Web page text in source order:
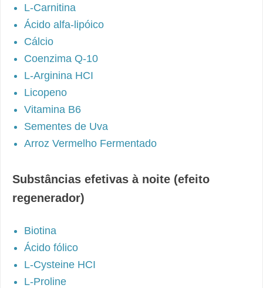
L-Carnitina
Ácido alfa-lipóico
Cálcio
Coenzima Q-10
L-Arginina HCI
Licopeno
Vitamina B6
Sementes de Uva
Arroz Vermelho Fermentado
Substâncias efetivas à noite (efeito
regenerador)
Biotina
Ácido fólico
L-Cysteine HCI
L-Proline